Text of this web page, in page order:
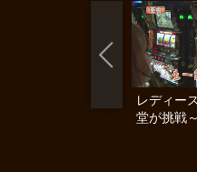
レディー
堂が挑戦